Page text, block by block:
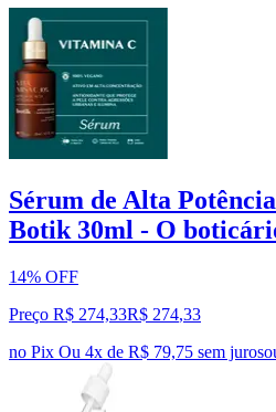
Sérum de Alta
Botik 30ml - O
14% OFF
Preço R$ 274,33R$ 274,33
no Pix Ou 4x de R$ 79,75 sem juros